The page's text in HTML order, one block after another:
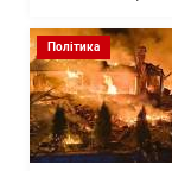
Політика